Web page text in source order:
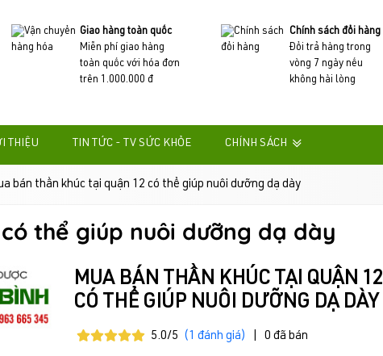
Giao hàng toàn quốc
Miễn phí giao hàng
toàn quốc với hóa đơn
trên 1.000.000 đ
Chính sách đổi hàng
Đổi trả hàng trong
vòng 7 ngày nếu
không hài lòng
THIỆU TIN TỨC - TV SỨC KHỎE CHÍNH SÁCH
bán thần khúc tại quận 12 có thể giúp nuôi dưỡng dạ dày
thể giúp nuôi dưỡng dạ dày
MUA BÁN THẦN KHÚC TẠI QUẬN 12
CÓ THỂ GIÚP NUÔI DƯỠNG DẠ DÀY
5.0/5 (1 đánh giá) 0 đã bán